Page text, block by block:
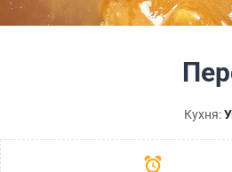
Кухня: